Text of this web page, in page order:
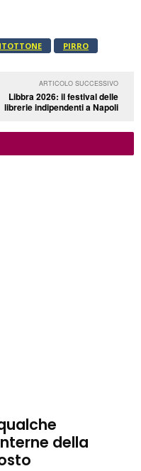
PIRRO
ARTICOLO SUCCESSIVO
Libbra 2026: il festival delle
librerie indipendenti a Napoli
della